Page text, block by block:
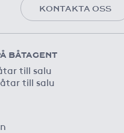
KONTAKTA OSS
BÅTAGENT
till salu
till salu